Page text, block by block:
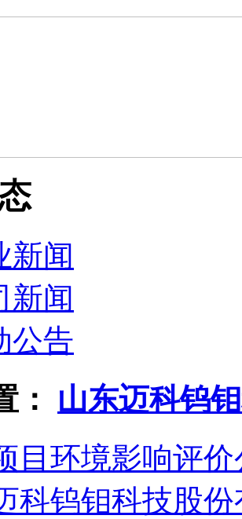
新闻
新闻
公告
： 山东迈科钨
目环境影响评
科钨钼科技股